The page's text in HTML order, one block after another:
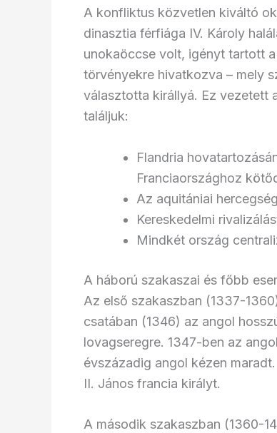
A konfliktus közvetlen kiváltó
dinasztia férfiága IV. Károly
unokaöccse volt, igényt tartott
törvényekre hivatkozva – mely
választotta királlyá. Ez vezetett
találjuk:
Flandria
Franciaországhoz
Az aquitániai
Kereskedelmi
Mindkét ország
A háború szakaszai és főbb
Az első szakaszban (1337-
csatában (1346) az angol
lovagseregre. 1347-ben az
évszázadig angol kézen
II. János francia királyt.
A második szakaszban (1360-